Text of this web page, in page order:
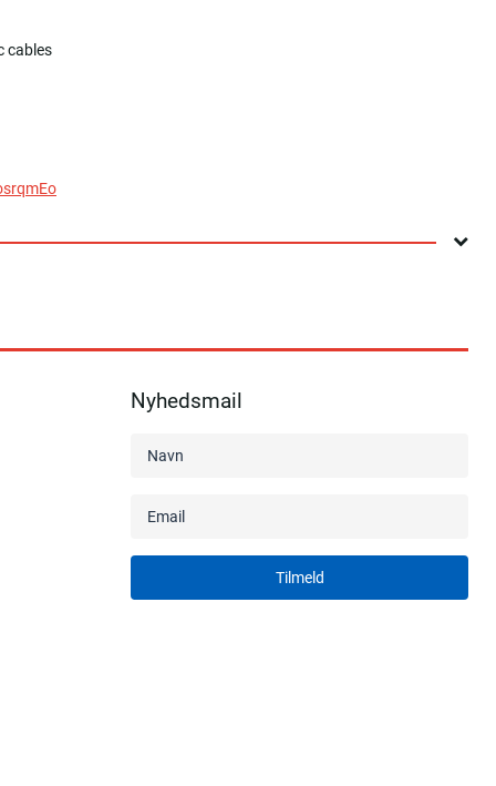
cables
Nyhedsmail
Tilmeld